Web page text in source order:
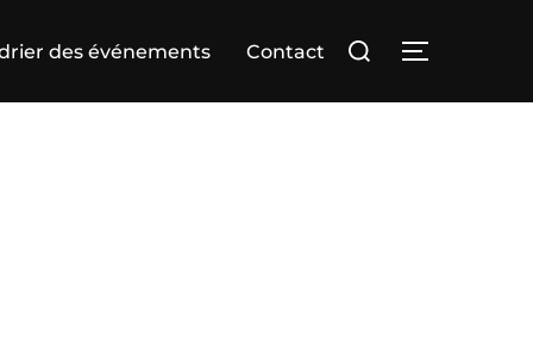
des événements Contact
Rechercher :